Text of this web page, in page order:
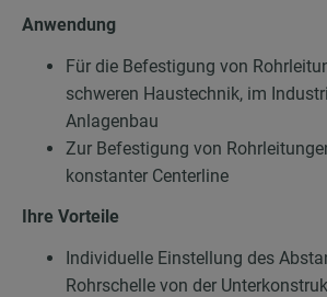
Anwendung
Für die Befestigung von
schweren Haustechnik, im
Anlagenbau
Zur Befestigung von
konstanter Centerline
Ihre Vorteile
Individuelle Einstellung des
Rohrschelle von der